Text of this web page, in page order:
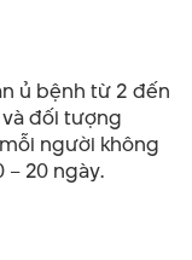
ủ bệnh từ 2 đến
đối tượng
người không
20 ngày.